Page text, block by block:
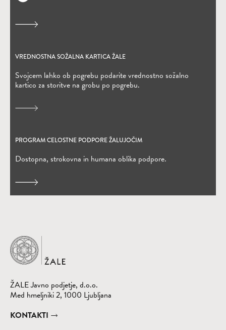
VREDNOSTNA SOŽALNA KARTICA ŽALE
Svojcem lahko ob pogrebu podarite vrednostno sožalno
kartico za storitve na grobu po pogrebu.
(Odpre se v novem oknu)
PROGRAM CELOSTNE PODPORE ŽALUJOČIM
Dostopna, strokovna in humana oblika podpore.
Domov
ŽALE Javno podjetje, d.o.o.
Med hmeljniki 2, 1000 Ljubljana
KONTAKTI